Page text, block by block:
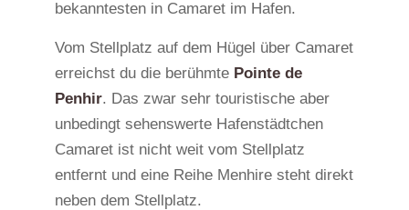
bekanntesten in Camaret im Hafen.
Vom Stellplatz auf dem Hügel über Camaret
erreichst du die berühmte Pointe de
Penhir. Das zwar sehr touristische aber
unbedingt sehenswerte Hafenstädtchen
Camaret ist nicht weit vom Stellplatz
entfernt und eine Reihe Menhire steht direkt
neben dem Stellplatz.